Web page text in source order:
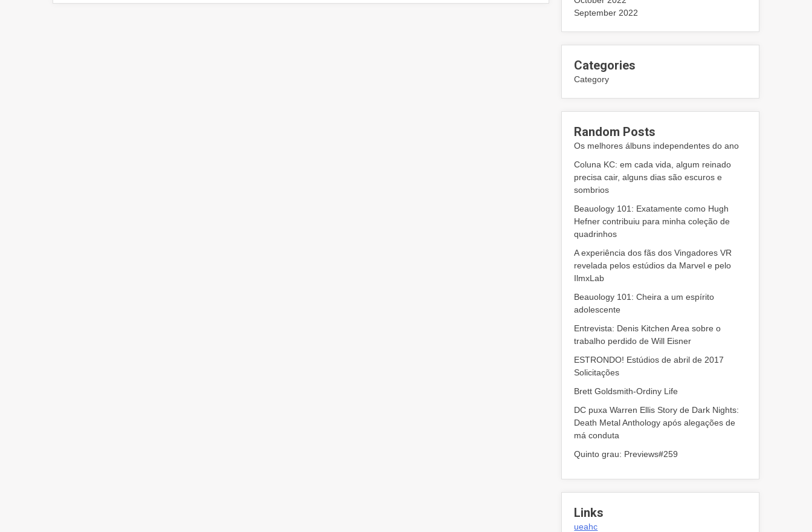
September 2022
Categories
Category
Random Posts
Os melhores álbuns independentes do ano
Coluna KC: em cada vida, algum reinado
precisa cair, alguns dias são escuros e
sombrios
Beauology 101: Exatamente como Hugh
Hefner contribuiu para minha coleção de
quadrinhos
A experiência dos fãs dos Vingadores VR
revelada pelos estúdios da Marvel e pelo
IlmxLab
Beauology 101: Cheira a um espírito
adolescente
Entrevista: Denis Kitchen Area sobre o
trabalho perdido de Will Eisner
ESTRONDO! Estúdios de abril de 2017
Solicitações
Brett Goldsmith-Ordiny Life
DC puxa Warren Ellis Story de Dark Nights:
Death Metal Anthology após alegações de
má conduta
Quinto grau: Previews#259
Links
ueahc